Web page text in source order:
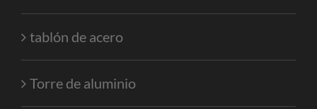
tablón de acero
Torre de aluminio